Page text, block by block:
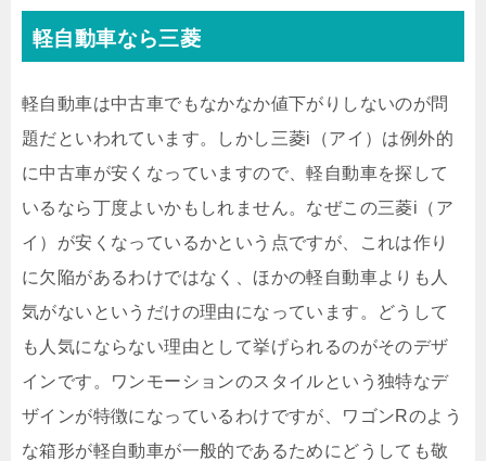
軽自動車なら三菱
軽自動車は中古車でもなかなか値下がりしないのが問
題だといわれています。しかし三菱i（アイ）は例外的
に中古車が安くなっていますので、軽自動車を探して
いるなら丁度よいかもしれません。なぜこの三菱i（ア
イ）が安くなっているかという点ですが、これは作り
に欠陥があるわけではなく、ほかの軽自動車よりも人
気がないというだけの理由になっています。どうして
も人気にならない理由として挙げられるのがそのデザ
インです。ワンモーションのスタイルという独特なデ
ザインが特徴になっているわけですが、ワゴンRのよう
な箱形が軽自動車が一般的であるためにどうしても敬